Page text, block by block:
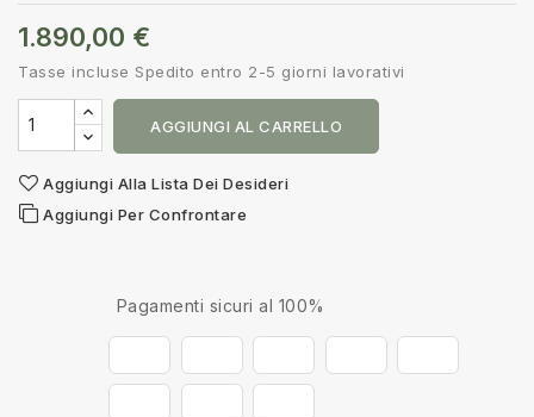
1.890,00 €
Tasse incluse Spedito entro 2-5 giorni lavorativi
AGGIUNGI AL CARRELLO
Aggiungi Alla Lista Dei Desideri
Aggiungi Per Confrontare
Pagamenti sicuri al 100%